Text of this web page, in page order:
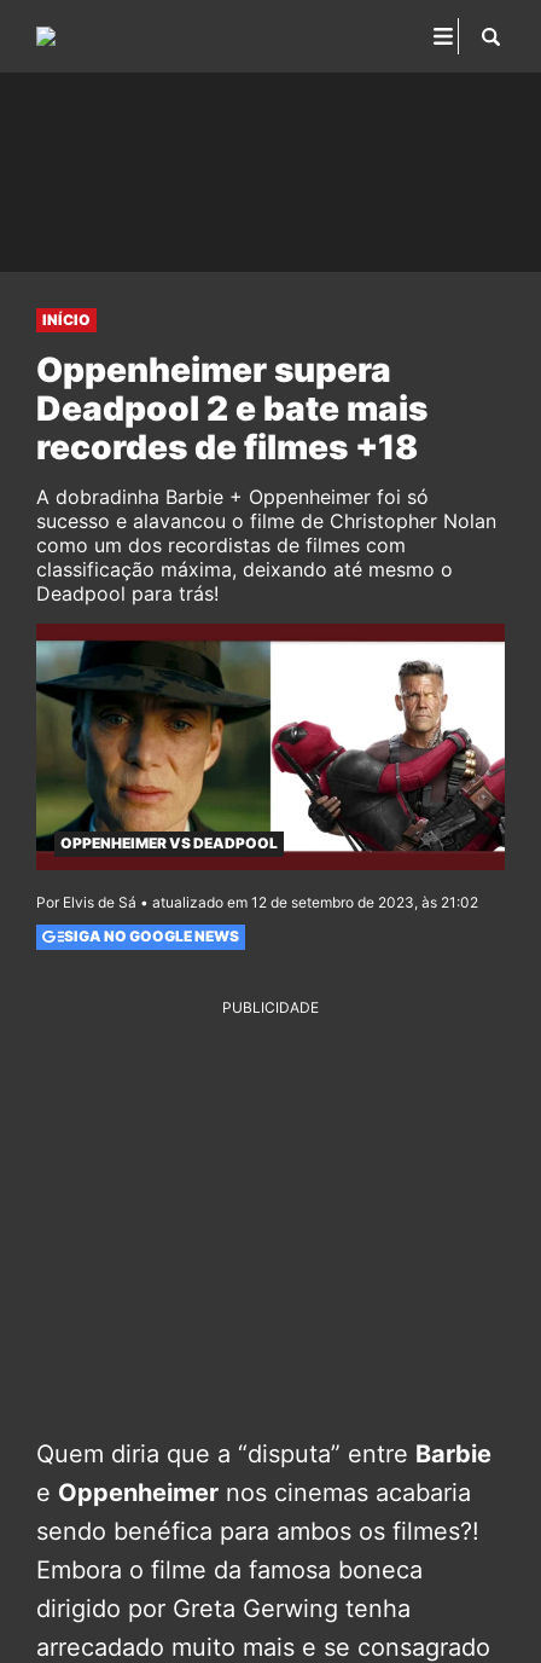
INÍCIO
Oppenheimer supera
Deadpool 2 e bate mais
recordes de filmes +18
A dobradinha Barbie + Oppenheimer foi só
sucesso e alavancou o filme de Christopher Nolan
como um dos recordistas de filmes com
classificação máxima, deixando até mesmo o
Deadpool para trás!
OPPENHEIMER VS DEADPOOL
Por Elvis de Sá • atualizado em 12 de setembro de 2023, às 21:02
SIGA NO GOOGLE NEWS
PUBLICIDADE
Quem diria que a “disputa” entre Barbie
e Oppenheimer nos cinemas acabaria
sendo benéfica para ambos os filmes?!
Embora o filme da famosa boneca
dirigido por Greta Gerwing tenha
arrecadado muito mais e se consagrado